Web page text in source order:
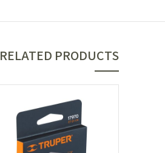
RELATED PRODUCTS